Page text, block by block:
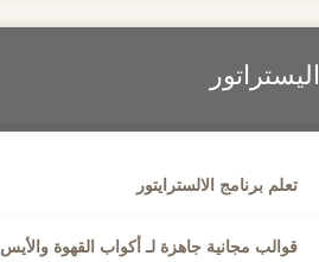
اليستراتور
تعلم برنامج الالسترايتور
قوالب مجانية جاهزة لـ أكواب القهوة والأيس